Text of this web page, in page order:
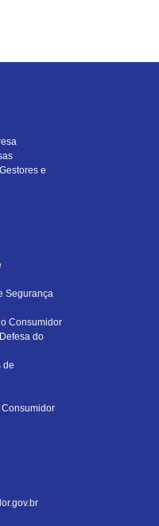
e
Segurança
Consumidor
do
de